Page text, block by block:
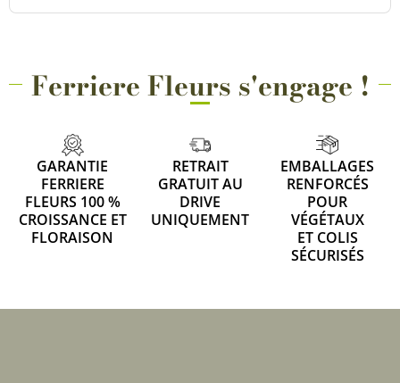
Ferriere Fleurs s'engage !
GARANTIE
FERRIERE
FLEURS 100 %
CROISSANCE ET
FLORAISON
RETRAIT
GRATUIT AU
DRIVE
UNIQUEMENT
EMBALLAGES
RENFORCÉS
POUR
VÉGÉTAUX
ET COLIS
SÉCURISÉS